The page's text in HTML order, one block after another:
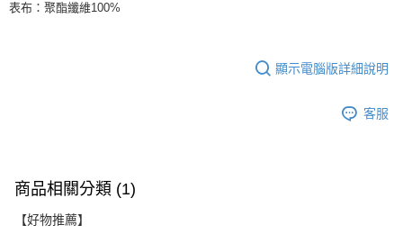
表布：聚酯纖維100%
顯示電腦版詳細說明
客服
商品相關分類 (1)
【好物推薦】